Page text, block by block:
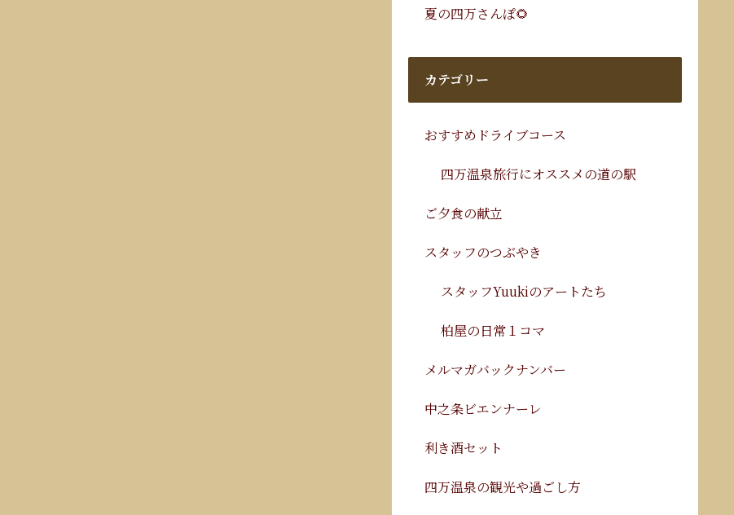
夏の四万さんぽ🌻
カテゴリー
おすすめドライブコース
四万温泉旅行にオススメの道の駅
ご夕食の献立
スタッフのつぶやき
スタッフYuukiのアートたち
柏屋の日常１コマ
メルマガバックナンバー
中之条ビエンナーレ
利き酒セット
四万温泉の観光や過ごし方